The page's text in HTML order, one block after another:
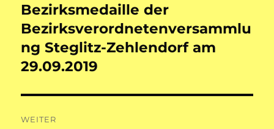
Beitrag:
Bezirksmedaille der
Bezirksverordnetenversammlu
ng Steglitz-Zehlendorf am
29.09.2019
WEITER